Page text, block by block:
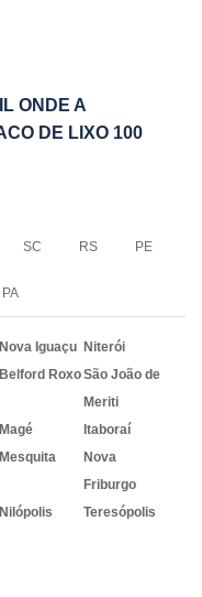
ONDE A
DE LIXO 100
SC RS PE
PA
Nova Iguaçu Niterói
Belford RoxoSão João de
Meriti
Magé
Itaboraí
Mesquita
Nova
Friburgo
Nilópolis
Teresópolis